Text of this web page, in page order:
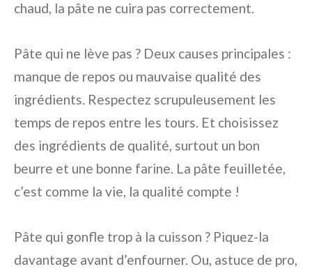
chaud, la pâte ne cuira pas correctement.
Pâte qui ne lève pas ? Deux causes principales :
manque de repos ou mauvaise qualité des
ingrédients. Respectez scrupuleusement les
temps de repos entre les tours. Et choisissez
des ingrédients de qualité, surtout un bon
beurre et une bonne farine. La pâte feuilletée,
c’est comme la vie, la qualité compte !
Pâte qui gonfle trop à la cuisson ? Piquez-la
davantage avant d’enfourner. Ou, astuce de pro,